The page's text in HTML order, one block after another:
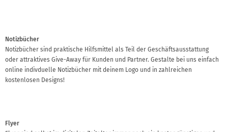
Notizbücher
Notizbücher sind praktische Hilfsmittel als Teil der Geschäftsausstattung
oder attraktives Give-Away für Kunden und Partner. Gestalte bei uns einfach
online indivduelle Notizbücher mit deinem Logo und in zahlreichen
kostenlosen Designs!
Flyer